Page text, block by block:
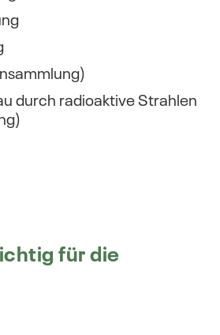
durch radioaktive Strahlen
für die